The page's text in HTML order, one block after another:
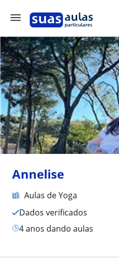
Annelise
Aulas de Yoga
Dados verificados
4 anos dando aulas